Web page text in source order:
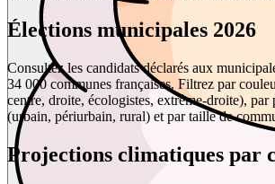
Élections municipales 2026
Consultez les candidats déclarés aux
34 000 communes françaises. Filtrez par
centre, droite, écologistes, extrême-droite),
(urbain, périurbain, rural) et par taille de
Projections climatiques par